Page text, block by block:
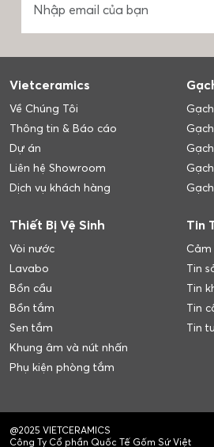
Vietceramics
Về Chúng Tôi
Thông tin & Báo cáo
Dự án
Liên hệ Showroom
Dịch vụ khách hàng
Thiết Bị Vệ Sinh
Vòi nước
Lavabo
Bồn cầu
Bồn tắm
Sen tắm
Khung âm và nút nhấn
Phụ kiện phòng tắm
Tin
Tin
Tin
Tin
Tin
@2025 VIETCERAMICS
Công Ty Cổ phần Quốc Tế Gốm Sứ Việt